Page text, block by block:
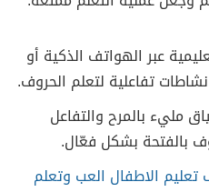
عبر الهواتف الذكية أو
تفاعلية لتعلم الحروف.
مليء بالمرح والتفاعل
بالفتحة بشكل فعّال.
تعليم الاطفال العب وتعلم